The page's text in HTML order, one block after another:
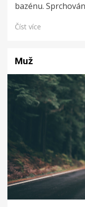
bazénu.
Číst více
Muž